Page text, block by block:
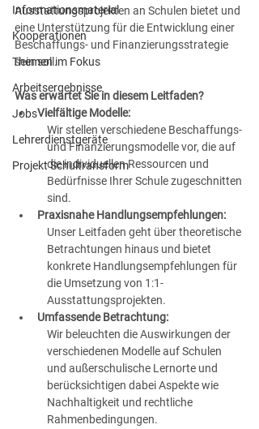
Informationsmaterial
Kooperationen
Themen im Fokus
Arbeitsergebnisse
Jobs
Lehrerdienstgeräte
Projekt Schultransform
Ausstattungsprojekten an Schulen bietet und
eine Unterstützung für die Entwicklung einer
Beschaffungs- und Finanzierungsstrategie
sein soll.
Was erwartet Sie in diesem Leitfaden?
Vielfältige Modelle:
Wir stellen verschiedene Beschaffungs-
und Finanzierungsmodelle vor, die auf
die individuellen Ressourcen und
Bedürfnisse Ihrer Schule zugeschnitten
sind.
Praxisnahe Handlungsempfehlungen:
Unser Leitfaden geht über theoretische
Betrachtungen hinaus und bietet
konkrete Handlungsempfehlungen für
die Umsetzung von 1:1-
Ausstattungsprojekten.
Umfassende Betrachtung:
Wir beleuchten die Auswirkungen der
verschiedenen Modelle auf Schulen
und außerschulische Lernorte und
berücksichtigen dabei Aspekte wie
Nachhaltigkeit und rechtliche
Rahmenbedingungen.